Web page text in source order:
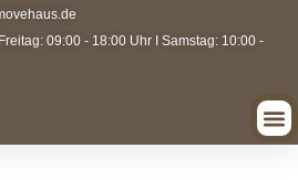
09:00 - 18:00 Uhr I Samstag: 10:00 -